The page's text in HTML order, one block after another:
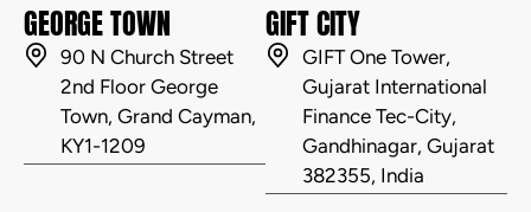
GEORGE TOWN
90 N Church Street
2nd Floor George
Town, Grand Cayman,
KY1-1209
GIFT CITY
GIFT One Tower,
Gujarat International
Finance Tec-City,
Gandhinagar, Gujarat
382355, India